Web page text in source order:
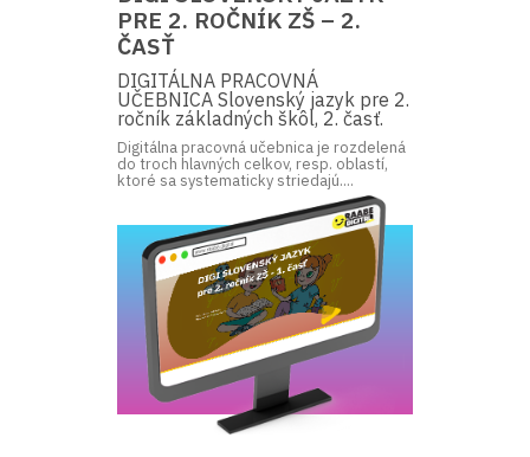
PRE 2. ROČNÍK ZŠ – 2.
ČASŤ
DIGITÁLNA PRACOVNÁ
UČEBNICA Slovenský jazyk pre 2.
ročník základných škôl, 2. časť.
Digitálna pracovná učebnica je rozdelená
do troch hlavných celkov, resp. oblastí,
ktoré sa systematicky striedajú....